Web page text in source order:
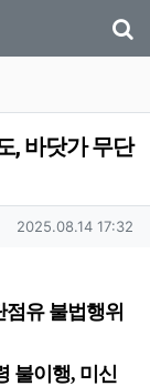
, 바닷가 무단
작성일
2025.08.14 17:32
점유 불법행위
불이행, 미신